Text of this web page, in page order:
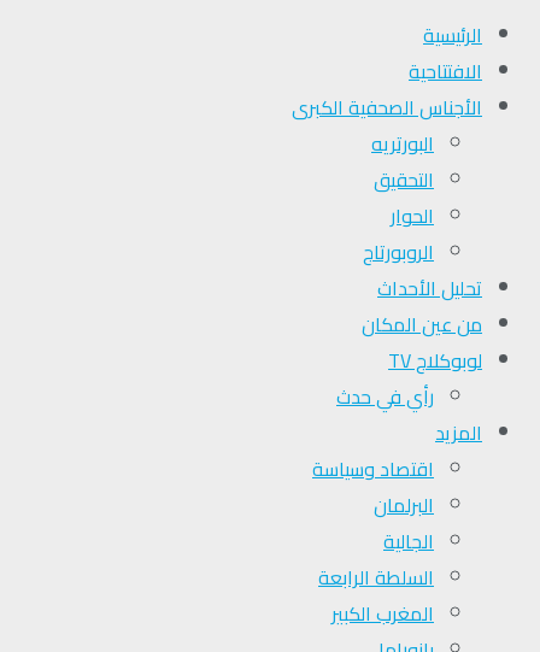
الرئيسية
الافتتاحية
الأجناس الصحفية الكبرى
البورتريه
التحقیق
الحوار
الروبورتاج
تحلیل الأحداث
من عين المكان
لوبوكلاج TV
رأي في حدث
المزيد
اقتصاد وسياسة
البرلمان
الجالية
السلطة الرابعة
المغرب الكبير